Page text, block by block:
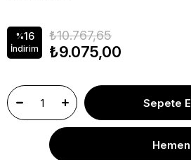
%16
İndirim
₺10.767,65
₺9.075,00